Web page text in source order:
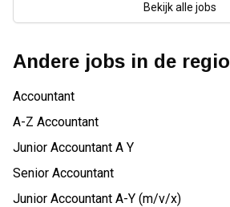
Bekijk alle jobs
Andere jobs in de regio
Accountant
A-Z Accountant
Junior Accountant A Y
Senior Accountant
Junior Accountant A-Y (m/v/x)